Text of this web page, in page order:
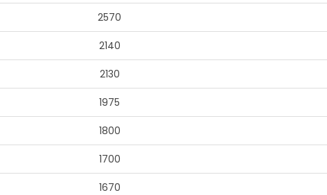
2570
2140
2130
1975
1800
1700
1670